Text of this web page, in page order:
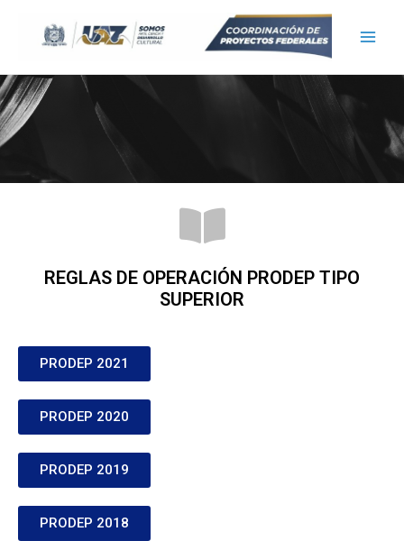
REGLAS DE OPERACIÓN PRODEP TIPO
SUPERIOR
PRODEP 2021
PRODEP 2020
PRODEP 2019
PRODEP 2018